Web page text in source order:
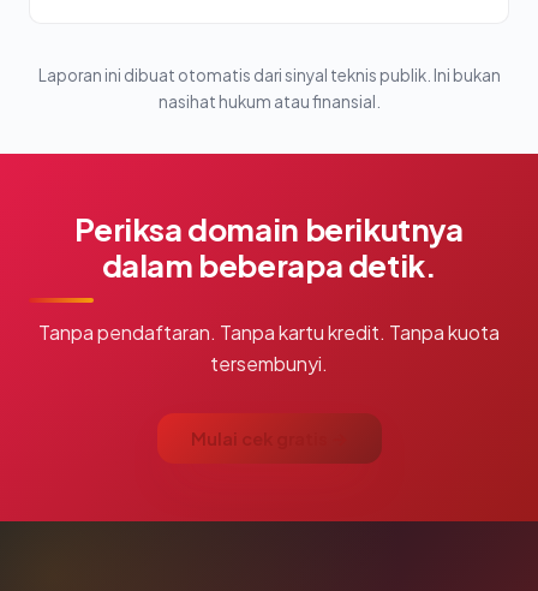
Laporan ini dibuat otomatis dari sinyal teknis publik. Ini bukan
nasihat hukum atau finansial.
Periksa domain berikutnya
dalam beberapa detik.
Tanpa pendaftaran. Tanpa kartu kredit. Tanpa kuota
tersembunyi.
Mulai cek gratis →